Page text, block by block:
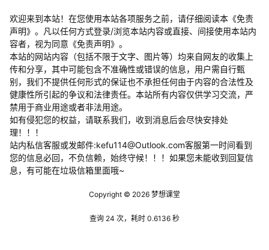
欢迎来到本站！在您使用本站各项服务之前，请仔细阅读本《免责
声明》。凡以任何方式登录/浏览本站内容或直接、间接使用本站内
容者，视为同意《免责声明》。
本站的网站内容（包括不限于文字、图片等）均来自网友的收集上
传和分享，其中可能包含不准确性或错误的信息，用户需自行甄
别，我们不提供任何形式的保证也不承担任何由于内容的合法性及
健康性所引起的争议和法律责任。本站所有内容仅供学习交流，严
禁用于商业用途或者非法用途。
​如有侵犯您的权益，请联系我们，收到消息后会尽快安排处
理！！！
站内私信客服或发邮件:kefu114@Outlook.com客服第一时间看到
您的信息必回，不负信赖，始终守候！！！如果您未能收到回复信
息，有可能在垃圾信箱里面哦~
Copyright © 2026 梦想课堂
查询 24 次，耗时 0.6136 秒